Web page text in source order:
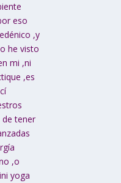
eso
,y
he visto
mi ,ni
,es
de tener
,o
yoga